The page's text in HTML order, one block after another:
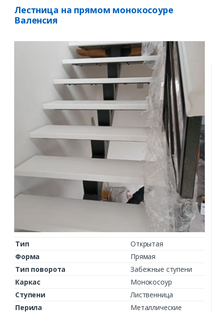
Лестница на прямом монокосоуре
Валенсия
Тип
Открытая
Форма
Прямая
Тип поворота
Забежные ступени
Каркас
Монокосоур
Ступени
Лиственница
Перила
Металлические